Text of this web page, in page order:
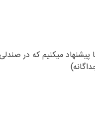
پیشنهاد میکنیم که در